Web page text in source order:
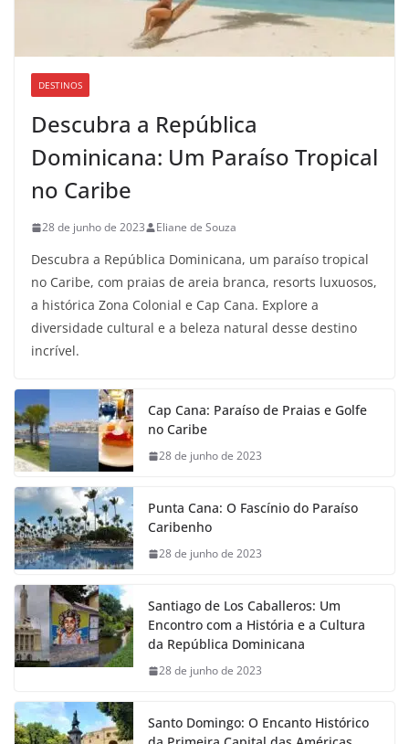
DESTINOS
Descubra a República
Dominicana: Um Paraíso Tropical
no Caribe
28 de junho de 2023 Eliane de Souza
Descubra a República Dominicana, um paraíso tropical
no Caribe, com praias de areia branca, resorts luxuosos,
a histórica Zona Colonial e Cap Cana. Explore a
diversidade cultural e a beleza natural desse destino
incrível.
Cap Cana: Paraíso de Praias e Golfe
no Caribe
28 de junho de 2023
Punta Cana: O Fascínio do Paraíso
Caribenho
28 de junho de 2023
Santiago de Los Caballeros: Um
Encontro com a História e a Cultura
da República Dominicana
28 de junho de 2023
Santo Domingo: O Encanto Histórico